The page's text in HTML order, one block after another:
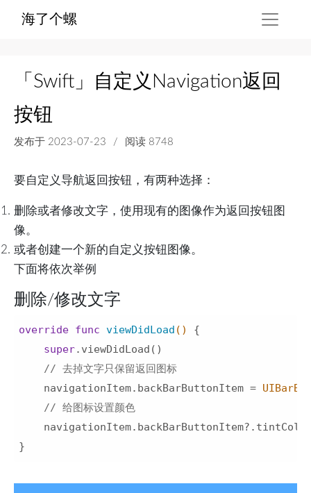
海了个螺
「Swift」自定义Navigation返回
按钮
发布于 2023-07-23 / 阅读 8748
要自定义导航返回按钮，有两种选择：
删除或者修改文字，使用现有的图像作为返回按钮图
像。
或者创建一个新的自定义按钮图像。
下面将依次举例
删除/修改文字
override func viewDidLoad ()
{
super.viewDidLoad()
// 去掉文字只保留返回图标
    navigationItem.backBarButtonItem =
// 给图标设置颜色